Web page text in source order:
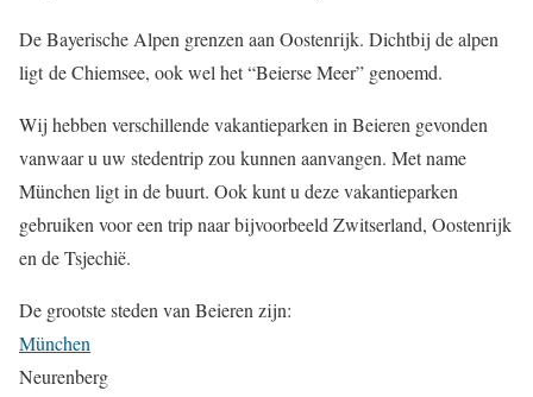
De Bayerische Alpen grenzen aan Oostenrijk. Dichtbij de alpen
ligtde Chiemsee, ook wel het “Beierse Meer” genoemd.
Wij hebben verschillende vakantieparken in Beieren gevonden
vanwaar u uw stedentrip zou kunnen aanvangen. Met name
München ligt in de buurt. Ook kunt u deze vakantieparken
gebruiken voor een trip naar bijvoorbeeld Zwitserland, Oostenrijk
en de Tsjechië.
De grootste steden van Beieren zijn:
München
Neurenberg